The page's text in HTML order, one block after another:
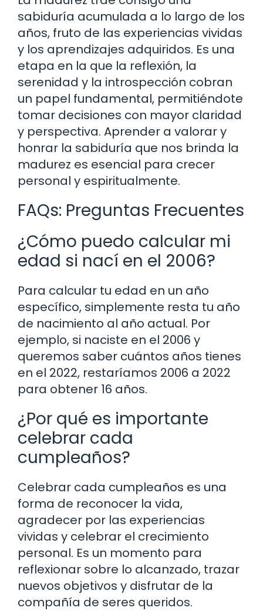
sabiduría acumulada a lo largo de los
años, fruto de las experiencias vividas
y los aprendizajes adquiridos. Es una
etapa en la que la reflexión, la
serenidad y la introspección cobran
un papel fundamental, permitiéndote
tomar decisiones con mayor claridad
y perspectiva. Aprender a valorar y
honrar la sabiduría que nos brinda la
madurez es esencial para crecer
personal y espiritualmente.
FAQs: Preguntas Frecuentes
¿Cómo puedo calcular mi
edad si nací en el 2006?
Para calcular tu edad en un año
específico, simplemente resta tu año
de nacimiento al año actual. Por
ejemplo, si naciste en el 2006 y
queremos saber cuántos años tienes
en el 2022, restaríamos 2006 a 2022
para obtener 16 años.
¿Por qué es importante
celebrar cada
cumpleaños?
Celebrar cada cumpleaños es una
forma de reconocer la vida,
agradecer por las experiencias
vividas y celebrar el crecimiento
personal. Es un momento para
reflexionar sobre lo alcanzado, trazar
nuevos objetivos y disfrutar de la
compañía de seres queridos.